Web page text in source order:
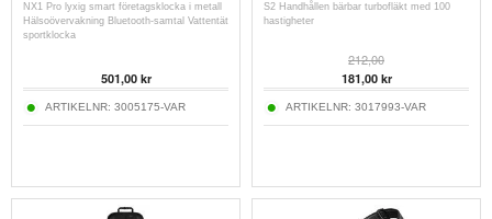
NX1 Pro lyxig smart företagsklocka i metall
Hälsoövervakning Bluetooth-samtal Vattentät
sportklocka
501,00kr
ARTIKELNR: 3005175-VAR
S2 Handhållen bärbar turbofläkt med 100
hastigheter
212,00
181,00kr
ARTIKELNR: 3017993-VAR